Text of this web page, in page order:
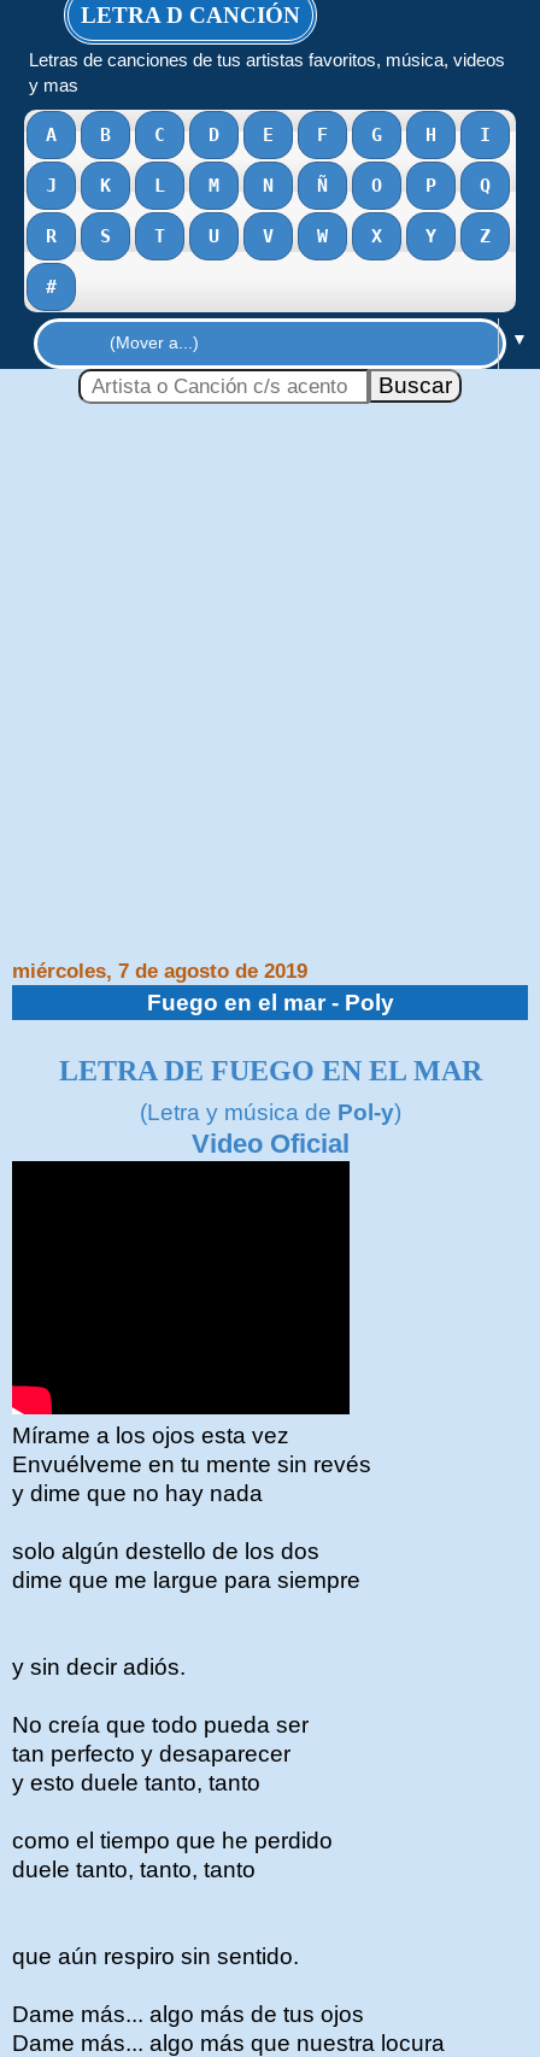
LETRA D CANCIÓN
Letras de canciones de tus artistas favoritos, música, videos
y mas
A B C D E F G H I
J K L M N Ñ O P Q
R S T U V W X Y Z
#
▼
miércoles, 7 de agosto de 2019
Fuego en el mar - Poly
LETRA DE FUEGO EN EL MAR
(Letra y música de Pol-y)
Video Oficial
Mírame a los ojos esta vez
Envuélveme en tu mente sin revés
y dime que no hay nada
solo algún destello de los dos
dime que me largue para siempre
y sin decir adiós.
No creía que todo pueda ser
tan perfecto y desaparecer
y esto duele tanto, tanto
como el tiempo que he perdido
duele tanto, tanto, tanto
que aún respiro sin sentido.
Dame más... algo más de tus ojos
Dame más... algo más que nuestra locura